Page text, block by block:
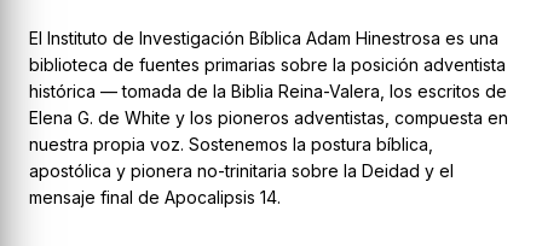
El Instituto de Investigación Bíblica Adam Hinestrosa es una
biblioteca de fuentes primarias sobre la posición adventista
histórica — tomada de la Biblia Reina-Valera, los escritos de
Elena G. de White y los pioneros adventistas, compuesta en
nuestra propia voz. Sostenemos la postura bíblica,
apostólica y pionera no-trinitaria sobre la Deidad y el
mensaje final de Apocalipsis 14.